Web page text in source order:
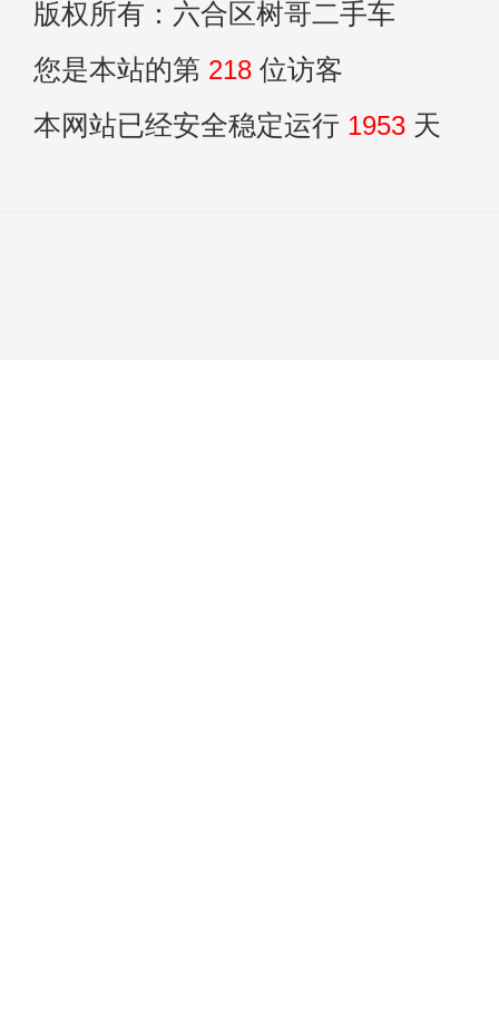
版权所有：六合区树哥二手车
您是本站的第 218 位访客
本网站已经安全稳定运行 1953 天